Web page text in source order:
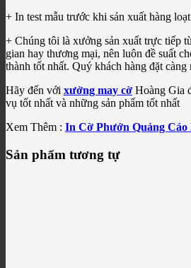
+ In test mẫu trước khi sản xuất hàng
+ Chúng tôi là xưởng sản xuất trực tiếp
gian hay thương mại, nên luôn đề suất
thành tốt nhất. Quý khách hàng đặt càng
Hãy đến với xưởng may cờ Hoàng Gia
vụ tốt nhất và những sản phẩm tốt nhất
Xem Thêm : In Cờ Phướn Quảng Cáo
Sản phẩm tương tự